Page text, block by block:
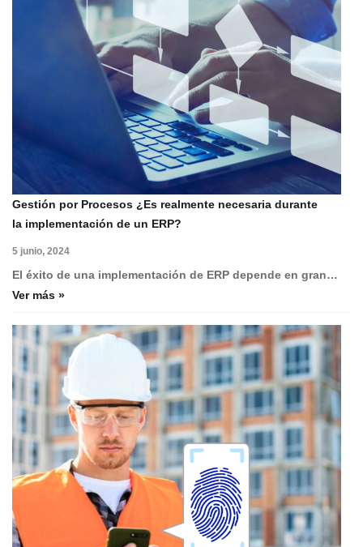
Gestión por Procesos ¿Es realmente necesaria durante
la implementación de un ERP?
5 junio, 2024
El éxito de una implementación de ERP depende en gran…
Ver más »